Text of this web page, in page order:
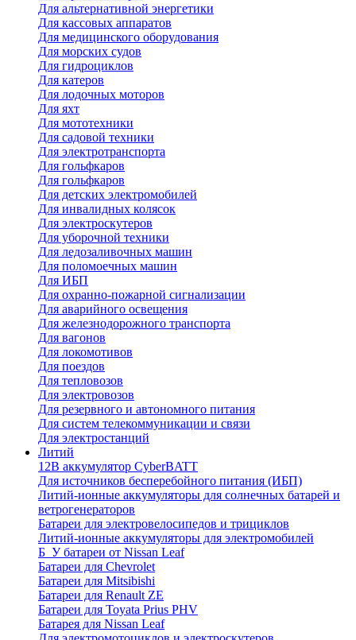
Для альтернативной энергетики
Для кассовых аппаратов
Для медицинского оборудования
Для морских судов
Для гидроциклов
Для катеров
Для лодочных моторов
Для яхт
Для мототехники
Для садовой техники
Для электротранспорта
Для гольфкаров
Для гольфкаров
Для детских электромобилей
Для инвалидных колясок
Для электроскутеров
Для уборочной техники
Для ледозаливочных машин
Для поломоечных машин
Для ИБП
Для охранно-пожарной сигнализации
Для аварийного освещения
Для железнодорожного транспорта
Для вагонов
Для локомотивов
Для поездов
Для тепловозов
Для электровозов
Для резервного и автономного питания
Для систем телекоммуникации и связи
Для электростанций
Литий
12В аккумулятор CyberBATT
Для источников бесперебойного питания (ИБП)
Литий-ионные аккумуляторы для солнечных батарей и
ветрогенераторов
Батареи для электровелосипедов и трициклов
Литий-ионные аккумуляторы для электромобилей
Б_У батареи от Nissan Leaf
Батареи для Chevrolet
Батареи для Mitsibishi
Батареи для Renault ZE
Батареи для Toyata Prius PHV
Батарея для Nissan Leaf